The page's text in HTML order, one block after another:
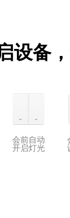
设备
会前自动
开启灯光